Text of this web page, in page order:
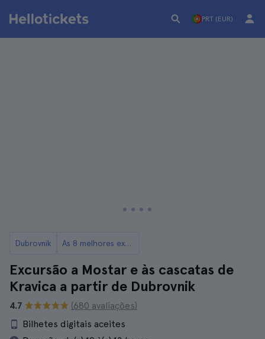
PRT (EUR)
Dubrovnik As 8 melhores excursões a partir de Dubrovnik
Excursão a Mostar e às cascatas de
Kravica a partir de Dubrovnik
4.7
(680 avaliações)
Bilhetes digitais aceites